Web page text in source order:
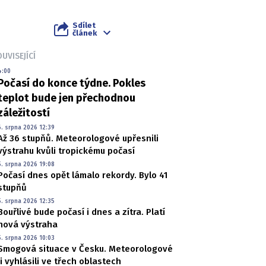
Sdílet
článek
do konce týdne. Pokles
bude jen přechodnou
srpna 2026 12:39
36 stupňů. Meteorologové upřesnili
kvůli tropickému počasí
srpna 2026 19:08
dnes opět lámalo rekordy. Bylo 41
srpna 2026 12:35
bude počasí i dnes a zítra. Platí
výstraha
srpna 2026 10:03
situace v Česku. Meteorologové
vyhlásili ve třech oblastech